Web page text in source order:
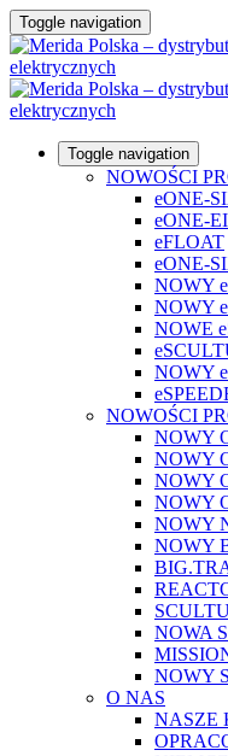
Toggle navigation
Toggle navigation
NOWOŚCI
eONE-
eONE-
eFLOAT
eONE-
NOWY
NOWY
NOWE
NOWY
NOWOŚCI
NOWY
NOWY
NOWY
NOWY
NOWY
NOWY
NOWA
NOWY
O NAS
NASZE